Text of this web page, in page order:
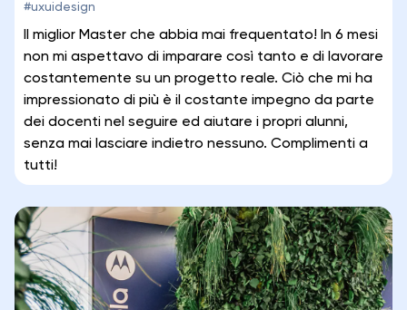
#uxuidesign
Il miglior Master che abbia mai frequentato! In 6 mesi
non mi aspettavo di imparare così tanto e di lavorare
costantemente su un progetto reale. Ciò che mi ha
impressionato di più è il costante impegno da parte
dei docenti nel seguire ed aiutare i propri alunni,
senza mai lasciare indietro nessuno. Complimenti a
tutti!